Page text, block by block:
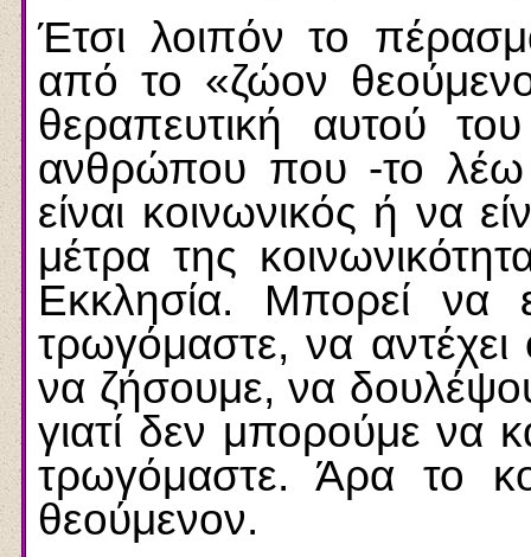
Έτσι λοιπόν το
από το «ζώον
θεραπευτική αυτού
ανθρώπου που -το λέω
είναι κοινωνικός ή να
μέτρα της
Εκκλησία. Μπορεί να
τρωγόμαστε, να αντέχει
να ζήσουμε, να
γιατί δεν μπορούμε να
τρωγόμαστε. Άρα το
θεούμενον.